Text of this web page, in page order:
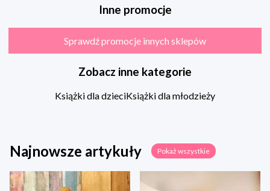
Inne promocje
Sprawdź promocje innych sklepów
Zobacz inne kategorie
Książki dla dzieciKsiążki dla młodzieży
Najnowsze artykuły Pokaż wszystkie